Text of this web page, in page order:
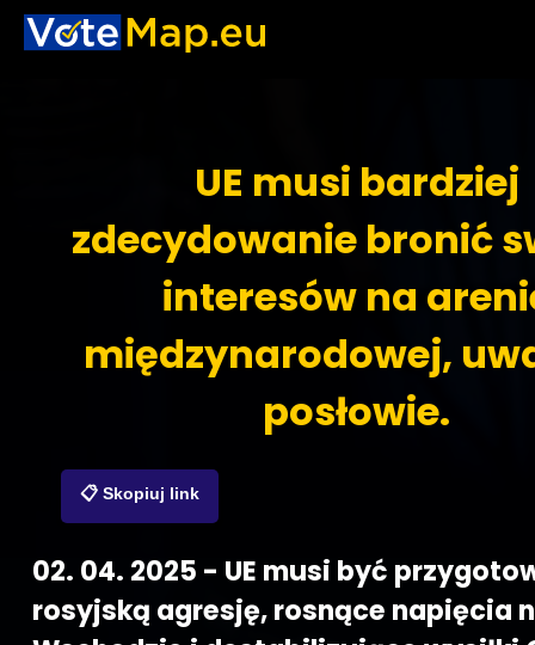
UE musi bardziej
zdecydowanie bronić
interesów na
międzynarodowej,
posłowie.
📋 Skopiuj link
02. 04. 2025 - UE musi być
rosyjską agresję, rosnące napięcia